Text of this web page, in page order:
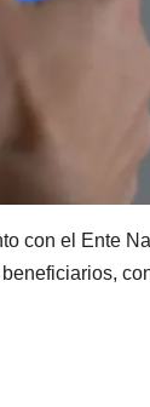
con el Ente